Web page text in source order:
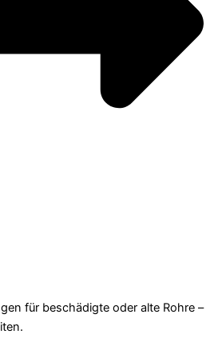
für beschädigte oder alte Rohre –